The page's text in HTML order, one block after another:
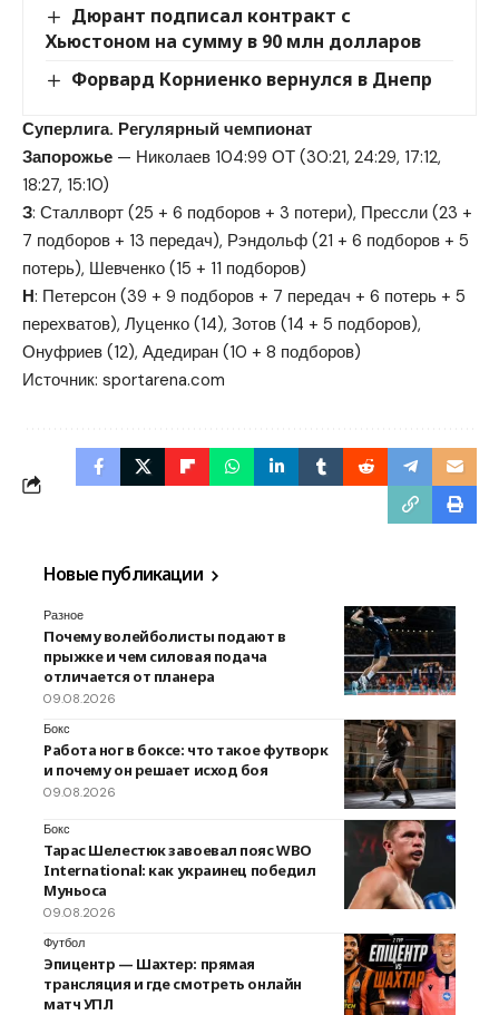
Дюрант подписал контракт с
Хьюстоном на сумму в 90 млн долларов
Форвард Корниенко вернулся в Днепр
Суперлига. Регулярный чемпионат
Запорожье — Николаев 104:99 ОТ (30:21, 24:29, 17:12,
18:27, 15:10)
З: Сталлворт (25 + 6 подборов + 3 потери), Прессли (23 +
7 подборов + 13 передач), Рэндольф (21 + 6 подборов + 5
потерь), Шевченко (15 + 11 подборов)
Н: Петерсон (39 + 9 подборов + 7 передач + 6 потерь + 5
перехватов), Луценко (14), Зотов (14 + 5 подборов),
Онуфриев (12), Адедиран (10 + 8 подборов)
Источник: sportarena.com
Новые публикации
Разное
Почему волейболисты подают в
прыжке и чем силовая подача
отличается от планера
09.08.2026
Бокс
Работа ног в боксе: что такое футворк
и почему он решает исход боя
09.08.2026
Бокс
Тарас Шелестюк завоевал пояс WBO
International: как украинец победил
Муньоса
09.08.2026
Футбол
Эпицентр — Шахтер: прямая
трансляция и где смотреть онлайн
матч УПЛ